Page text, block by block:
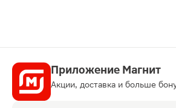
Приложение Магнит
Акции, доставка и больше